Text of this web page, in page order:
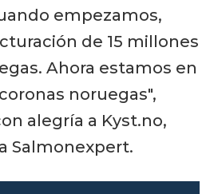
empezamos,
de 15 millones
Ahora estamos en
noruegas",
alegría a Kyst.no,
Salmonexpert.